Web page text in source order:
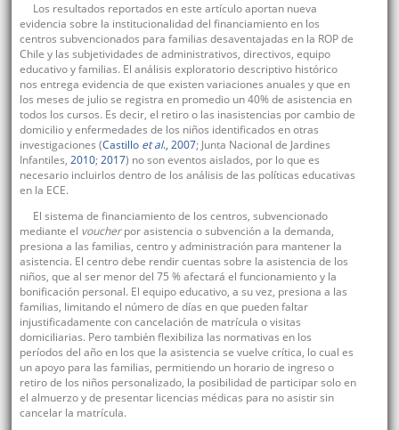
Los resultados reportados en este artículo aportan nueva
evidencia sobre la institucionalidad del financiamiento en los
centros subvencionados para familias desaventajadas en la ROP de
Chile y las subjetividades de administrativos, directivos, equipo
educativo y familias. El análisis exploratorio descriptivo histórico
nos entrega evidencia de que existen variaciones anuales y que en
los meses de julio se registra en promedio un 40% de asistencia en
todos los cursos. Es decir, el retiro o las inasistencias por cambio de
domicilio y enfermedades de los niños identificados en otras
investigaciones (Castillo et al., 2007; Junta Nacional de Jardines
Infantiles, 2010; 2017) no son eventos aislados, por lo que es
necesario incluirlos dentro de los análisis de las políticas educativas
en la ECE.
El sistema de financiamiento de los centros, subvencionado
mediante el voucherpor asistencia o subvención a la demanda,
presiona a las familias, centro y administración para mantener la
asistencia. El centro debe rendir cuentas sobre la asistencia de los
niños, que al ser menor del 75 % afectará el funcionamiento y la
bonificación personal. El equipo educativo, a su vez, presiona a las
familias, limitando el número de días en que pueden faltar
injustificadamente con cancelación de matrícula o visitas
domiciliarias. Pero también flexibiliza las normativas en los
períodos del año en los que la asistencia se vuelve crítica, lo cual es
un apoyo para las familias, permitiendo un horario de ingreso o
retiro de los niños personalizado, la posibilidad de participar solo en
el almuerzo y de presentar licencias médicas para no asistir sin
cancelar la matrícula.